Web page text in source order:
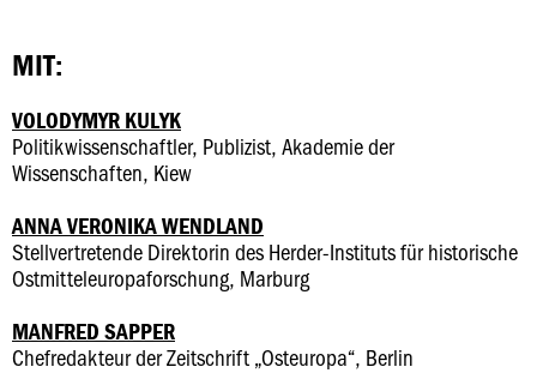
MIT:
VOLODYMYR KULYK
Politikwissenschaftler, Publizist, Akademie der
Wissenschaften, Kiew
ANNA VERONIKA WENDLAND
Stellvertretende Direktorin des Herder-Instituts für historische
Ostmitteleuropaforschung, Marburg
MANFRED SAPPER
Chefredakteur der Zeitschrift „Osteuropa“, Berlin